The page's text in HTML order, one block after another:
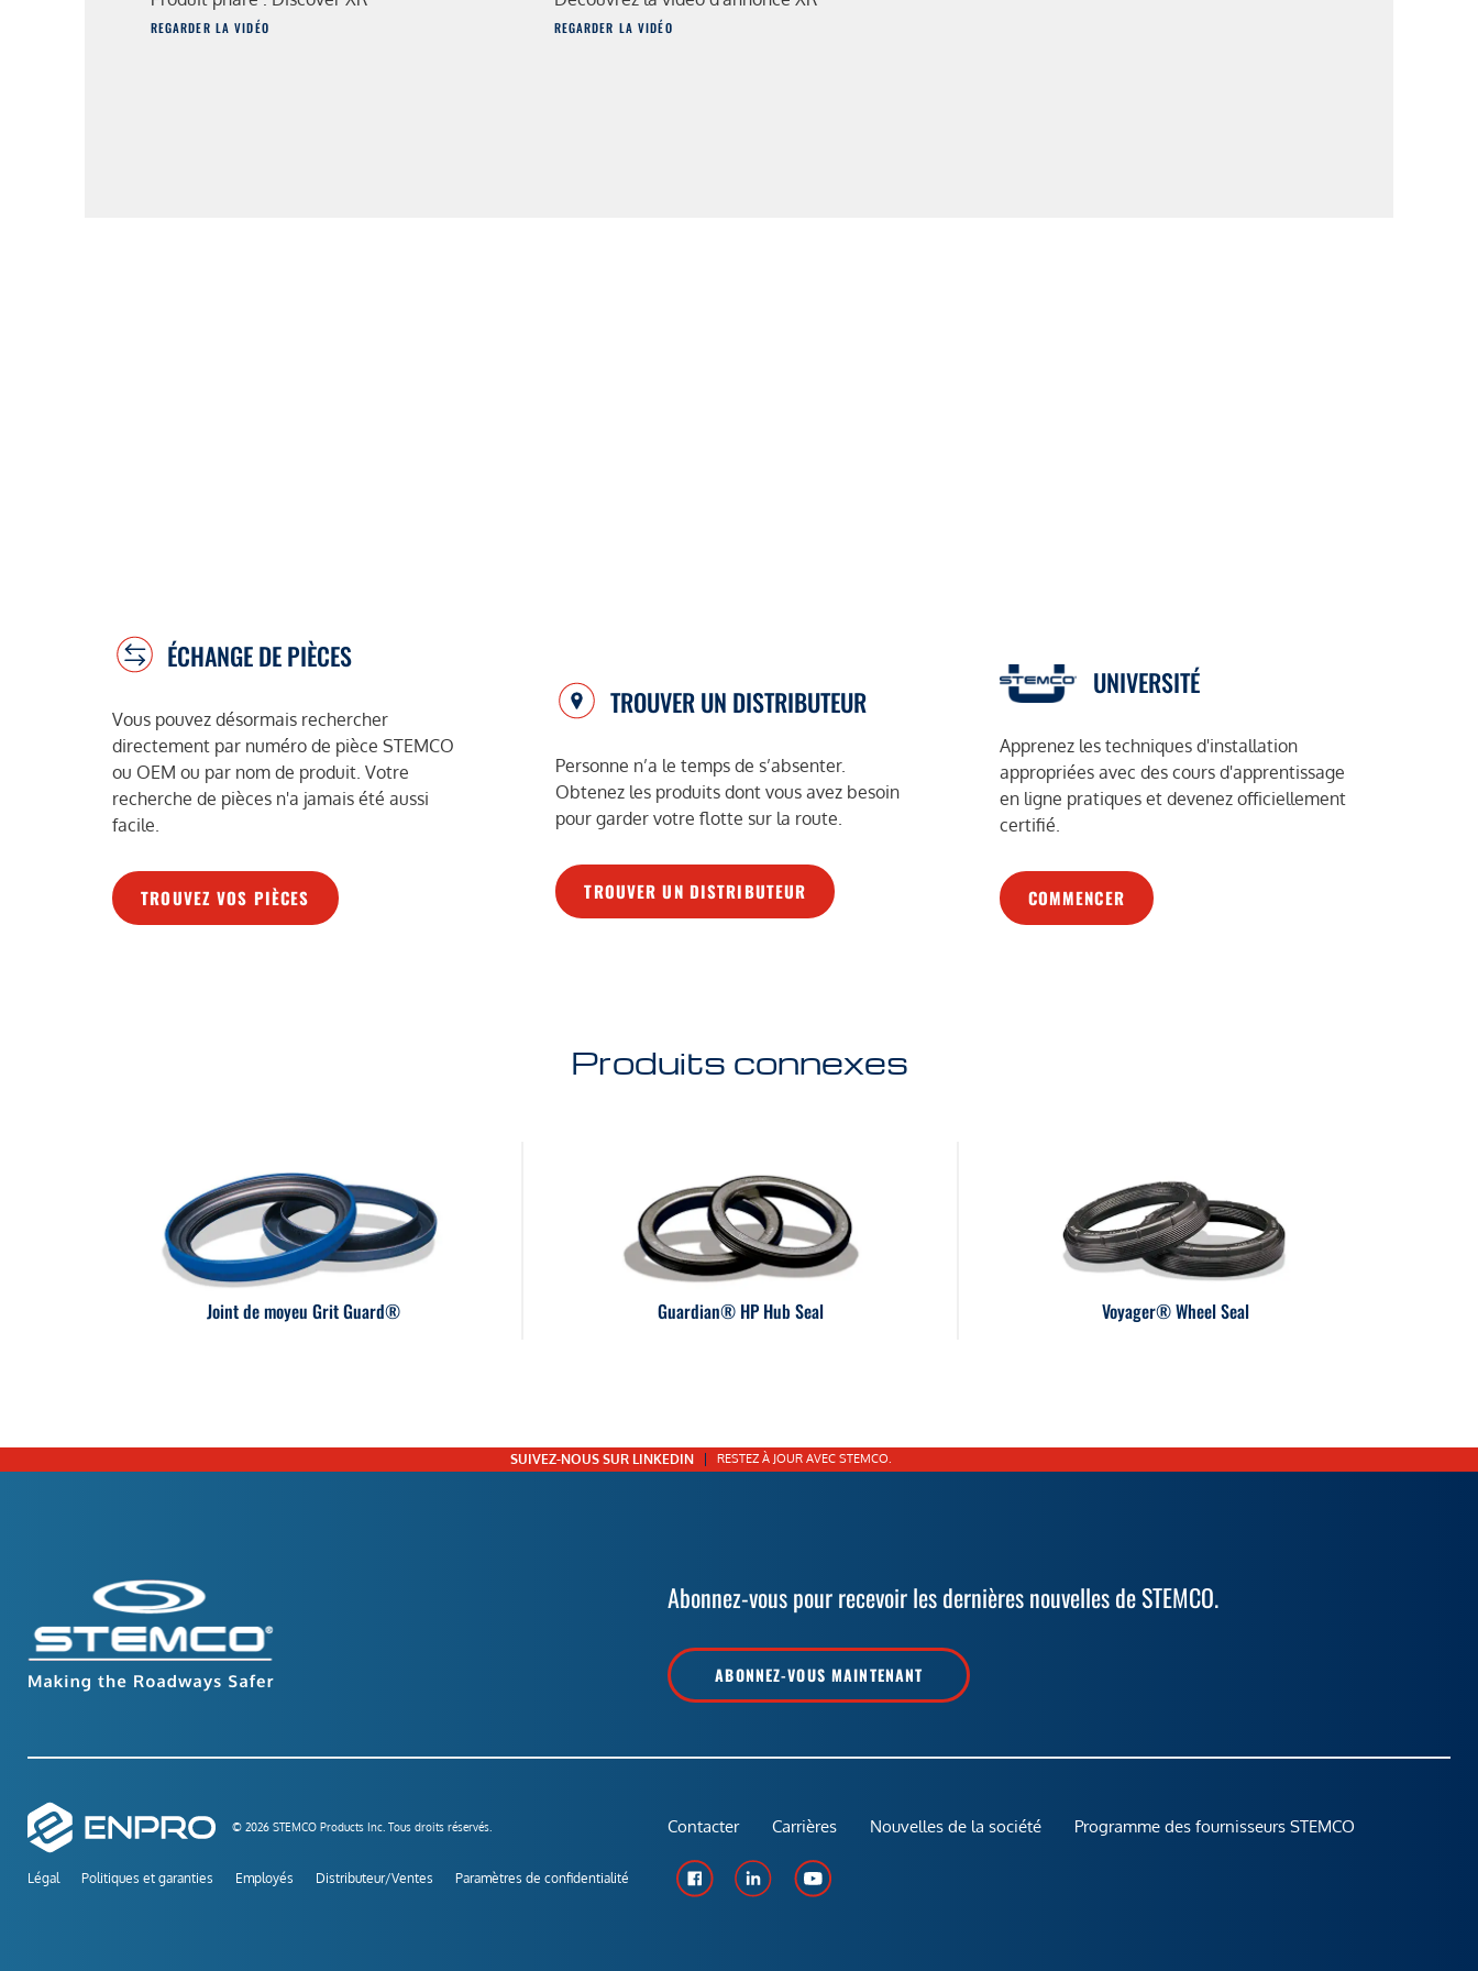
REGARDER LA VIDÉO REGARDER LA VIDÉO
ÉCHANGE DE PIÈCES
Vous pouvez désormais rechercher
directement par numéro de pièce STEMCO
ou OEM ou par nom de produit. Votre
recherche de pièces n'a jamais été aussi
facile.
TROUVEZ VOS PIÈCES
TROUVER UN DISTRIBUTEUR
Personne n’a le temps de s’absenter.
Obtenez les produits dont vous avez besoin
pour garder votre flotte sur la route.
TROUVER UN DISTRIBUTEUR
UNIVERSITÉ
Apprenez les techniques d'installation
appropriées avec des cours d'apprentissage
en ligne pratiques et devenez officiellement
certifié.
COMMENCER
Produits connexes
Joint de moyeu Grit Guard® Guardian® HP Hub Seal Voyager® Wheel Seal
SUIVEZ-NOUS SUR LINKEDIN RESTEZ À JOUR AVEC STEMCO.
Abonnez-vous pour recevoir les dernières nouvelles de STEMCO.
ABONNEZ-VOUS MAINTENANT
© 2026 STEMCO Products Inc. Tous droits réservés.
Légal Politiques et garanties Employés Distributeur/Ventes Paramètres de confidentialité
Contacter Carrières Nouvelles de la société Programme des fournisseurs STEMCO